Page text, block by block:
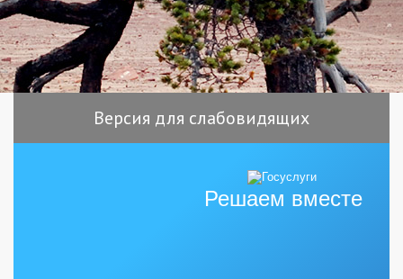
Версия для слабовидящих
Решаем вместе